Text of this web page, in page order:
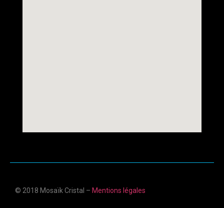
© 2018 Mosaïk Cristal – Mentions légales